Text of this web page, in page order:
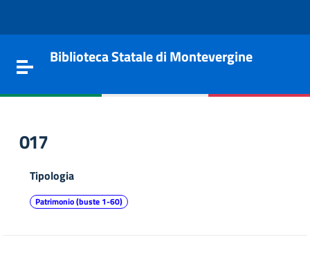
Toggle navigation
Biblioteca Statale di Montevergine
017
Tipologia
Patrimonio (buste 1-60)